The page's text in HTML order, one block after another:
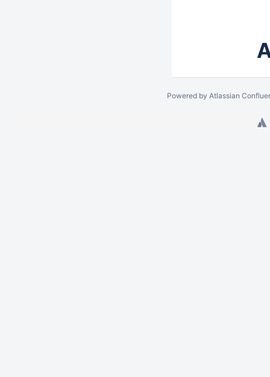
Powered by Atlassian